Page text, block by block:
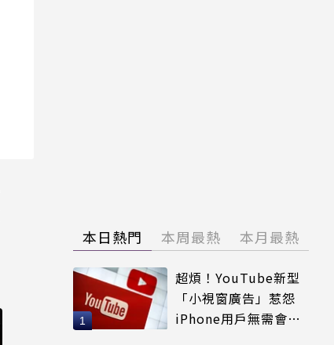
本日熱門 本周最熱 本月最熱
超煩！YouTube新型
「小視窗廣告」惹怨
iPhone用戶無需會員